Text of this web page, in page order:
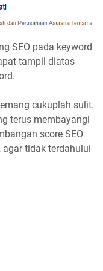
SEO pada keyword
tampil diatas
cukuplah sulit.
terus membayangi
score SEO
tidak terdahului